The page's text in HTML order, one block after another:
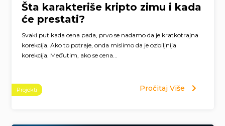
Šta karakteriše kripto zimu i kada
će prestati?
Svaki put kada cena pada, prvo se nadamo da je kratkotrajna
korekcija. Ako to potraje, onda mislimo da je ozbiljnija
korekcija. Međutim, ako se cena...
Projekti Pročitaj Više